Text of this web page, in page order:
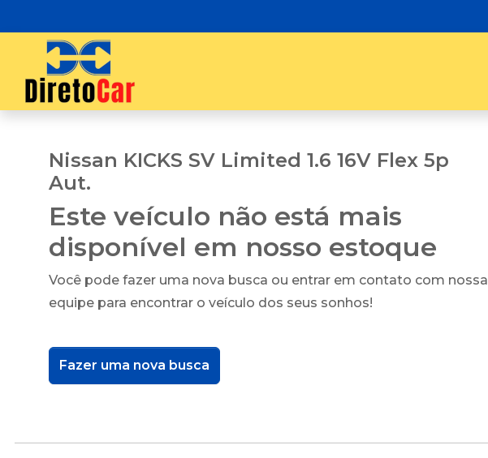
Nissan KICKS SV Limited 1.6 16V Flex 5p
Aut.
Este veículo não está mais
disponível em nosso estoque
Você pode fazer uma nova busca ou entrar em contato com nossa
equipe para encontrar o veículo dos seus sonhos!
Fazer uma nova busca